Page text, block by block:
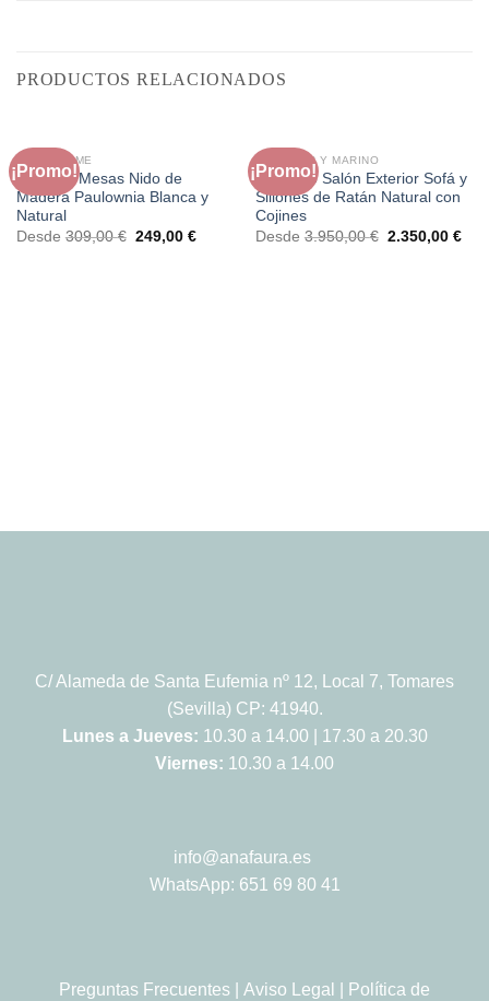
PRODUCTOS RELACIONADOS
¡Promo!
FAURA HOME
Set de 3 Mesas Nido de
Madera Paulownia Blanca y
Natural
Desde 309,00€ El
precio
249,00 €El
¡Promo!
EXTERIOR Y MARINO
Conjunto Salón Exterior Sofá y
Sillones de Ratán Natural con
Cojines
Desde 3.950,00€ El
precio
2.350,00 €El
C/ Alameda de Santa Eufemia nº 12, Local 7, Tomares
(Sevilla) CP: 41940.
Lunes a Jueves: 10.30 a 14.00 | 17.30 a 20.30
Viernes: 10.30 a 14.00
info@anafaura.es
WhatsApp: 651 69 80 41
Preguntas Frecuentes Aviso Legal Política de